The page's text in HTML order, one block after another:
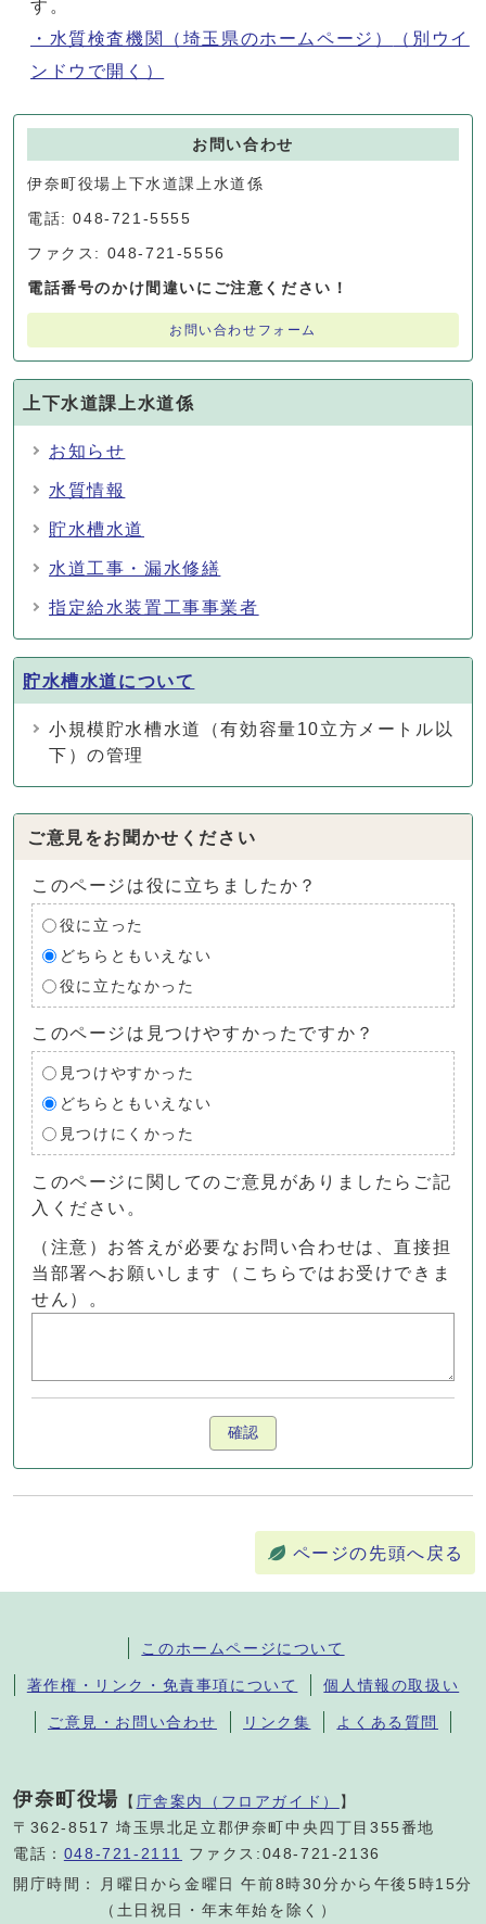
す。
・水質検査機関（埼玉県のホームページ）
（別ウイ
ンドウで開く）
お問い合わせ
伊奈町役場上下水道課上水道係
電話: 048-721-5555
ファクス: 048-721-5556
電話番号のかけ間違いにご注意ください！
お問い合わせフォーム
上下水道課上水道係
お知らせ
水質情報
貯水槽水道
水道工事・漏水修繕
指定給水装置工事事業者
貯水槽水道について
小規模貯水槽水道（有効容量10立方メートル以
下）の管理
ご意見をお聞かせください
このページは役に立ちましたか？
役に立った
どちらともいえない
役に立たなかった
このページは見つけやすかったですか？
見つけやすかった
どちらともいえない
見つけにくかった
このページに関してのご意見がありましたらご記
入ください。
（注意）お答えが必要なお問い合わせは、直接担
当部署へお願いします（こちらではお受けできま
せん）。
確認
ページの先頭へ戻る
このホームページについて
著作権・リンク・免責事項について 個人情報の取扱い
ご意見・お問い合わせ リンク集 よくある質問
伊奈町役場 【 庁舎案内（フロアガイド） 】
〒362-8517 埼玉県北足立郡伊奈町中央四丁目355番地
電話： 048-721-2111
ファクス:048-721-2136
開庁時間：
月曜日から金曜日 午前8時30分から午後5時15分
（土日祝日・年末年始を除く）